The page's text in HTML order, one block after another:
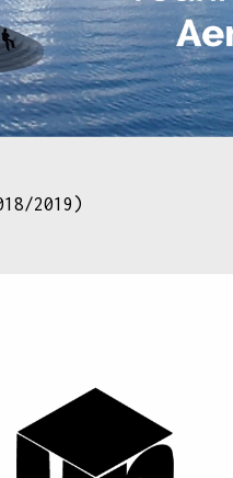
2019)